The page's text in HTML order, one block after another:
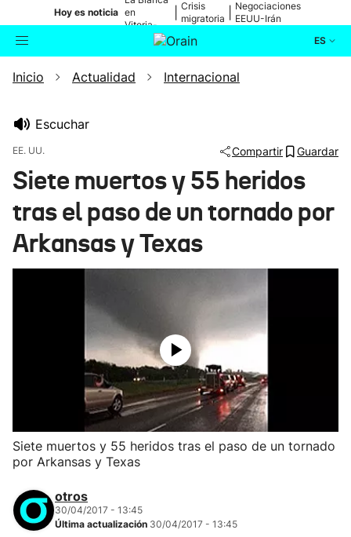
Hoy es noticia en
Vitoria-
Gasteiz
Crisis
migratoria
Negociaciones
EEUU-Irán
ES
Buscador Actualidad
Ikusmiran
Eguraldia
Inicio Actualidad Internacional
Escuchar
EE. UU. Compartir Guardar
Siete muertos y 55 heridos
tras el paso de un tornado por
Arkansas y Texas
Siete muertos y 55 heridos tras el paso de un tornado
por Arkansas y Texas
otros
30/04/2017 - 13:45
Última actualización 30/04/2017 - 13:45